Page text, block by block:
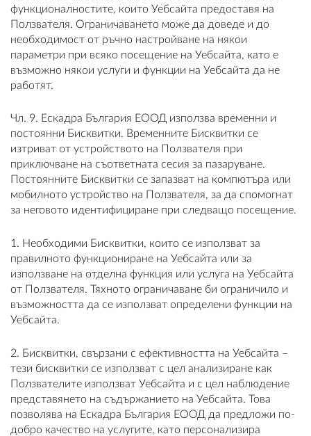
функционалностите, които Уебсайта предоставя на
Ползвателя. Ограничаването може да доведе и до
необходимост от ръчно настройване на някои
параметри при всяко посещение на Уебсайта, като е
възможно някои услуги и функции на Уебсайта да не
работят.
Чл. 9. Ескадра България ЕООД използва временни и
постоянни Бисквитки. Временните Бисквитки се
изтриват от устройството на Ползвателя при
приключване на съответната сесия за пазаруване.
Постоянните Бисквитки се запазват на компютъра или
мобилното устройство на Ползвателя, за да спомогнат
за неговото идентифициране при следващо посещение.
1. Необходими Бисквитки, които се използват за
правилното функциониране на Уебсайта или за
използване на отделна функция или услуга на Уебсайта
от Ползвателя. Тяхното ограничаване би ограничило и
възможността да се използват определени функции на
Уебсайта.
2. Бисквитки, свързани с ефективността на Уебсайта –
тези бисквитки се използват с цел анализиране как
Ползвателите използват Уебсайта и с цел наблюдение
представянето на съдържанието на Уебсайта. Това
позволява на Ескадра България ЕООД да предложи по-
добро качество на услугите, като персонализира